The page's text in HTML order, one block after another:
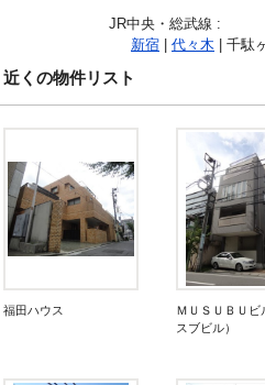
JR中央・総武線 :
新宿
代々木 | 千駄
近くの物件リスト
福田ハウス
ＭＵＳＵＢＵビ
スブビル）